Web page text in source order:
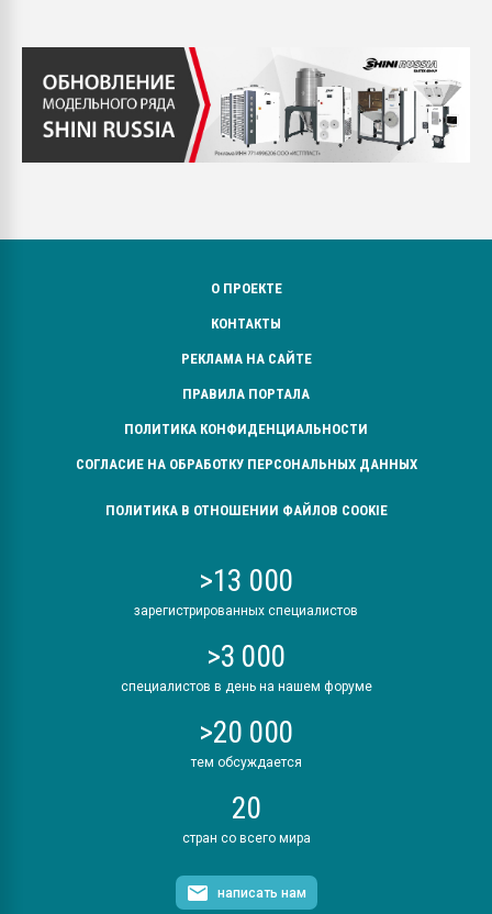
О ПРОЕКТЕ
КОНТАКТЫ
РЕКЛАМА НА САЙТЕ
ПРАВИЛА ПОРТАЛА
ПОЛИТИКА КОНФИДЕНЦИАЛЬНОСТИ
СОГЛАСИЕ НА ОБРАБОТКУ ПЕРСОНАЛЬНЫХ ДАННЫХ
ПОЛИТИКА В ОТНОШЕНИИ ФАЙЛОВ COOKIE
>13 000
зарегистрированных специалистов
>3 000
специалистов в день на нашем форуме
>20 000
тем обсуждается
20
стран со всего мира
написать нам